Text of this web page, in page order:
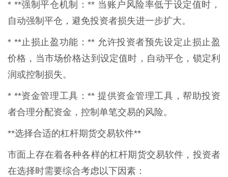
* **强制平仓机制：** 当账户风险率低于设定值时，
自动强制平仓，避免投资者损失进一步扩大。
* **止损止盈功能：** 允许投资者预先设定止损止盈
价格，当市场价格达到设定值时，自动平仓，锁定利
润或控制损失。
* **资金管理工具：** 提供资金管理工具，帮助投资
者合理分配资金，控制单笔交易的风险。
**选择合适的杠杆期货交易软件**
市面上存在着各种各样的杠杆期货交易软件，投资者
在选择时需要综合考虑以下因素：